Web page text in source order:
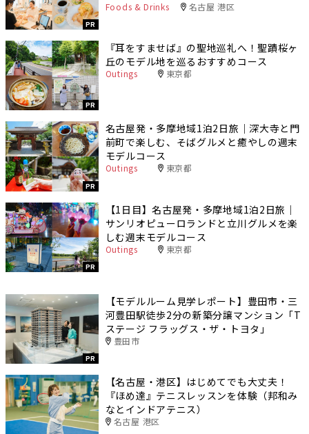
PR
Foods & Drinks 名古屋 港区
PR
『耳をすませば』の聖地巡礼へ！聖蹟桜ヶ
丘のモデル地を巡るおすすめコース
Outings 東京都
PR
名古屋発・多摩地域1泊2日旅｜深大寺と門
前町で楽しむ、そばグルメと癒やしの週末
モデルコース
Outings 東京都
PR
【1日目】名古屋発・多摩地域1泊2日旅｜
サンリオピューロランドと立川グルメを楽
しむ週末モデルコース
Outings 東京都
PR
【モデルルーム見学レポート】豊田市・三
河豊田駅徒歩2分の新築分譲マンション「T
ステージ フラッグス・ザ・トヨタ」
豊田市
【名古屋・港区】はじめてでも大丈夫！
『ほめ達』テニスレッスンを体験（邦和み
なとインドアテニス）
名古屋 港区